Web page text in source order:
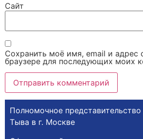
Сайт
Сохранить моё имя, email и адрес
браузере для последующих моих
Полномочное представительство
Тыва в г. Москве